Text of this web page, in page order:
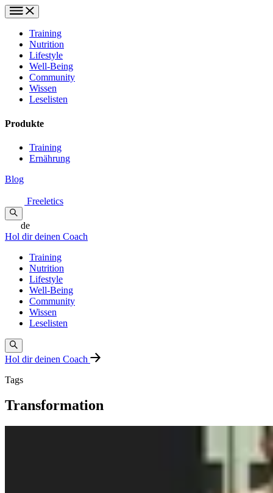
Training
Nutrition
Lifestyle
Well-Being
Community
Wissen
Leselisten
Produkte
Training
Ernährung
Blog
Freeletics
de
Hol dir deinen Coach
Training
Nutrition
Lifestyle
Well-Being
Community
Wissen
Leselisten
Hol dir deinen Coach
Tags
Transformation